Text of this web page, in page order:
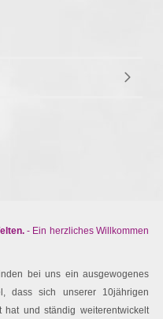
- Ein herzliches Willkommen
bei uns ein ausgewogenes
dass sich unserer 10jährigen
hat und ständig weiterentwickelt